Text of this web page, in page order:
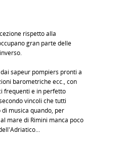
rispetto alla
gran parte delle
sapeur pompiers pronti a
barometriche ecc., con
frequenti e in perfetto
vincoli che tutti
musica quando, per
mare di Rimini manca poco